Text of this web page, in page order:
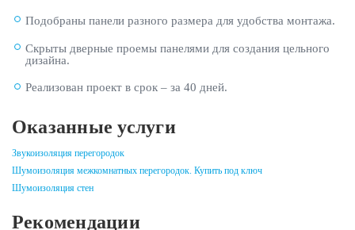
Подобраны панели разного размера для удобства монтажа.
Скрыты дверные проемы панелями для создания цельного
дизайна.
Реализован проект в срок – за 40 дней.
Оказанные услуги
Звукоизоляция перегородок
Шумоизоляция межкомнатных перегородок. Купить под ключ
Шумоизоляция стен
Рекомендации